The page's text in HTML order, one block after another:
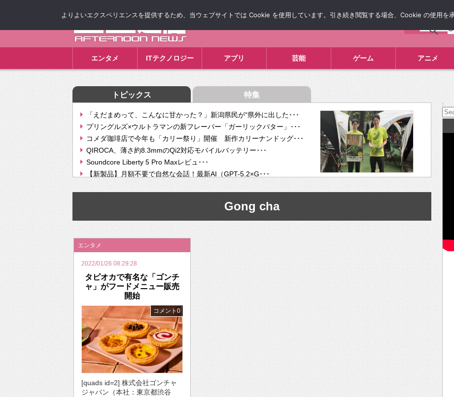
エンタメ ITテクノロジー アプリ 芸能 ゲーム アニメ
トピックス 特集
「えだまめって、こんなに甘かった？」新潟県民が“県外に出した･･･
プリングルズ×ウルトラマンの新フレーバー「ガーリックバター」･･･
コメダ珈琲店で今年も「カリー祭り」開催 新作カリーナンドッグ･･･
QIROCA、薄さ約8.3mmのQi2対応モバイルバッテリー･･･
Soundcore Liberty 5 Pro Maxレビュ･･･
【新製品】月額不要で自然な会話！最新AI（GPT-5.2×G･･･
【次世代の没入感と生産性】VITURE Luma Ultra･･･
挫折率8割の壁をAIで突破。ジャストシステム、”自分が今話し･･･
2026年のバレンタインは「自分で作って、想いを渡す」 TE･･･
Gong cha
エンタメ
2022/01/26 08:29:28
タピオカで有名な「ゴンチ
ャ」がフードメニュー販売
開始
コメント0
[quads id=2] 株式会社ゴンチャ
ジャパン（本社：東京都渋谷
:
よりよいエクスペリエンスを提供するため、当ウェブサイトでは Cookie を使用しています。引き続き閲覧する場合、Cookie の使用を